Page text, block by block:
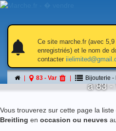
notifications
notifications
Ce site marche.fr (avec
enregistriés) et le nom de
contacter
83 - Var Bijouterie
Montres
á 83 -
Vous trouverez sur cette page la liste
Breitling en occasion ou neuves